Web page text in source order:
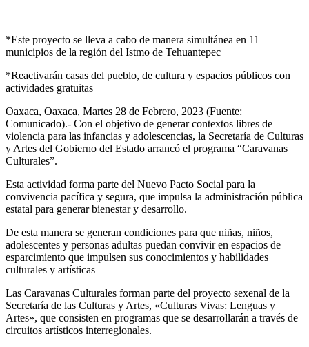
*Este proyecto se lleva a cabo de manera simultánea en 11
municipios de la región del Istmo de Tehuantepec
*Reactivarán casas del pueblo, de cultura y espacios públicos con
actividades gratuitas
Oaxaca, Oaxaca, Martes 28 de Febrero, 2023 (Fuente:
Comunicado).- Con el objetivo de generar contextos libres de
violencia para las infancias y adolescencias, la Secretaría de Culturas
y Artes del Gobierno del Estado arrancó el programa “Caravanas
Culturales”.
Esta actividad forma parte del Nuevo Pacto Social para la
convivencia pacífica y segura, que impulsa la administración pública
estatal para generar bienestar y desarrollo.
De esta manera se generan condiciones para que niñas, niños,
adolescentes y personas adultas puedan convivir en espacios de
esparcimiento que impulsen sus conocimientos y habilidades
culturales y artísticas
Las Caravanas Culturales forman parte del proyecto sexenal de la
Secretaría de las Culturas y Artes, «Culturas Vivas: Lenguas y
Artes», que consisten en programas que se desarrollarán a través de
circuitos artísticos interregionales.